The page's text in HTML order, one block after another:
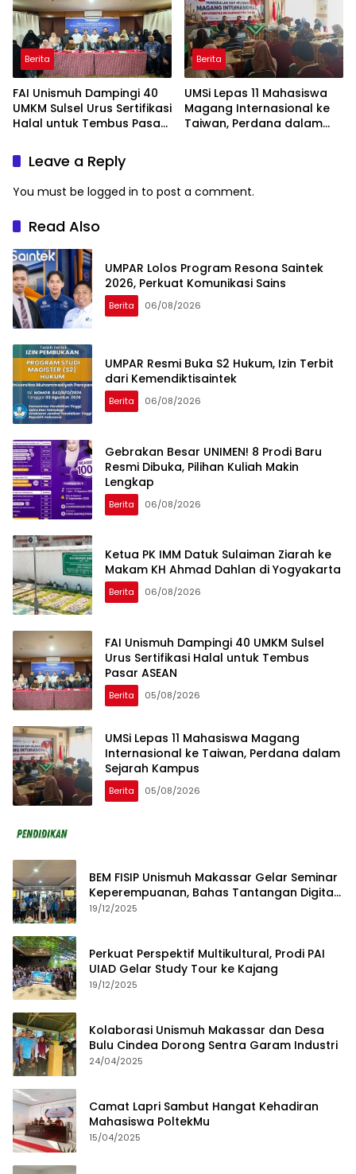
Berita
FAI Unismuh Dampingi 40
UMKM Sulsel Urus Sertifikasi
Halal untuk Tembus Pasar
Berita
UMSi Lepas 11 Mahasiswa
Magang Internasional ke
Taiwan, Perdana dalam
Leave a Reply
You must be logged in to post a comment.
Read Also
UMPAR Lolos Program Resona Saintek
2026, Perkuat Komunikasi Sains
Berita 06/08/2026
UMPAR Resmi Buka S2 Hukum, Izin Terbit
dari Kemendiktisaintek
Berita 06/08/2026
Gebrakan Besar UNIMEN! 8 Prodi Baru
Resmi Dibuka, Pilihan Kuliah Makin
Lengkap
Berita 06/08/2026
Ketua PK IMM Datuk Sulaiman Ziarah ke
Makam KH Ahmad Dahlan di Yogyakarta
Berita 06/08/2026
FAI Unismuh Dampingi 40 UMKM Sulsel
Urus Sertifikasi Halal untuk Tembus
Pasar ASEAN
Berita 05/08/2026
UMSi Lepas 11 Mahasiswa Magang
Internasional ke Taiwan, Perdana dalam
Sejarah Kampus
Berita 05/08/2026
BEM FISIP Unismuh Makassar Gelar Seminar
Keperempuanan, Bahas Tantangan Digital
dan Budaya Lokal
19/12/2025
Perkuat Perspektif Multikultural, Prodi PAI
UIAD Gelar Study Tour ke Kajang
19/12/2025
Kolaborasi Unismuh Makassar dan Desa
Bulu Cindea Dorong Sentra Garam Industri
24/04/2025
Camat Lapri Sambut Hangat Kehadiran
Mahasiswa PoltekMu
15/04/2025